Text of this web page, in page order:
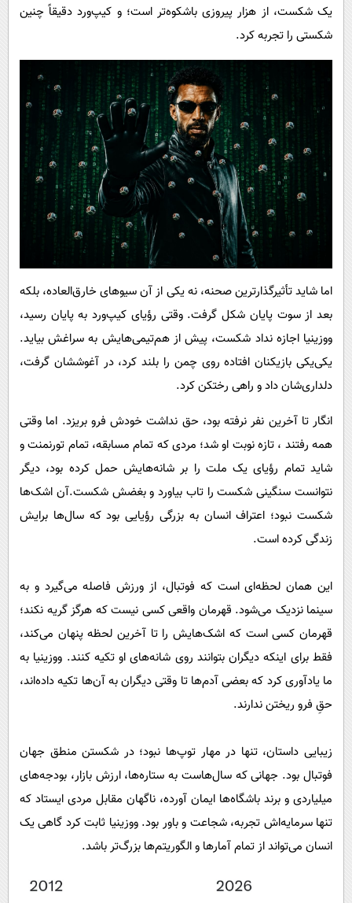
یک شکست، از هزار پیروزی باشکوه‌تر است؛ و کیپ‌ورد دقیقاً چنین
شکستی را تجربه کرد.
اما شاید تأثیرگذارترین صحنه، نه یکی از آن سیوهای خارق‌العاده، بلکه
بعد از سوت پایان شکل گرفت. وقتی رؤیای کیپ‌ورد به پایان رسید،
ووزینیا اجازه نداد شکست، پیش از هم‌تیمی‌هایش به سراغش بیاید.
یکی‌یکی بازیکنان افتاده روی چمن را بلند کرد، در آغوششان گرفت،
دلداری‌شان داد و راهی رختکن کرد.
انگار تا آخرین نفر نرفته بود، حق نداشت خودش فرو بریزد. اما وقتی
همه رفتند ، تازه نوبت او شد؛ مردی که تمام مسابقه، تمام تورنمنت و
شاید تمام رؤیای یک ملت را بر شانه‌هایش حمل کرده بود، دیگر
نتوانست سنگینی شکست را تاب بیاورد و بغضش شکست.آن اشک‌ها
شکست نبود؛ اعتراف انسان به بزرگی رؤیایی بود که سال‌ها برایش
زندگی کرده است.
این همان لحظه‌ای است که فوتبال، از ورزش فاصله می‌گیرد و به
سینما نزدیک می‌شود. قهرمان واقعی کسی نیست که هرگز گریه نکند؛
قهرمان کسی است که اشک‌هایش را تا آخرین لحظه پنهان می‌کند،
فقط برای اینکه دیگران بتوانند روی شانه‌های او تکیه کنند. ووزینیا به
ما یادآوری کرد که بعضی آدم‌ها تا وقتی دیگران به آن‌ها تکیه داده‌اند،
حقِ فرو ریختن ندارند.
زیبایی داستان، تنها در مهار توپ‌ها نبود؛ در شکستن منطق جهان
فوتبال بود. جهانی که سال‌هاست به ستاره‌ها، ارزش بازار، بودجه‌های
میلیاردی و برند باشگاه‌ها ایمان آورده، ناگهان مقابل مردی ایستاد که
تنها سرمایه‌اش تجربه، شجاعت و باور بود. ووزینیا ثابت کرد گاهی یک
انسان می‌تواند از تمام آمارها و الگوریتم‌ها بزرگ‌تر باشد.